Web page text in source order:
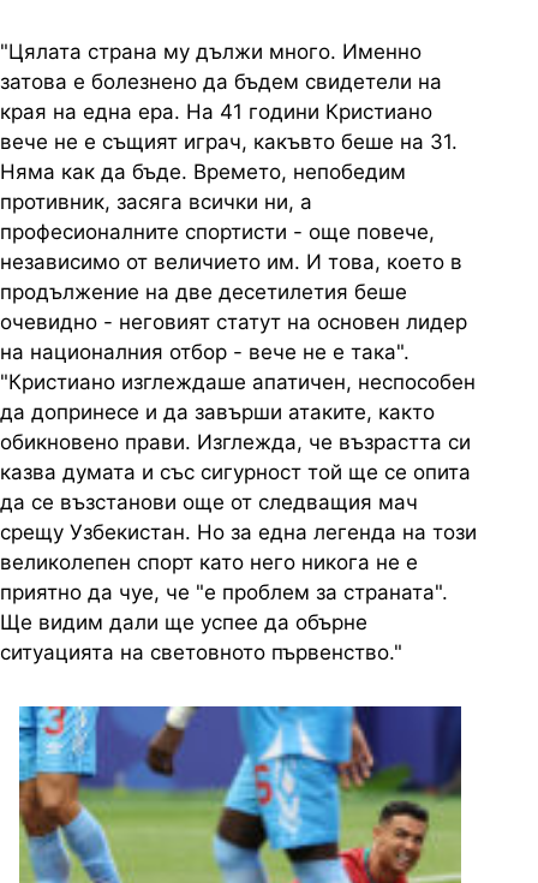
"Цялата страна му дължи много. Именно
затова е болезнено да бъдем свидетели на
края на една ера. На 41 години Кристиано
вече не е същият играч, какъвто беше на 31.
Няма как да бъде. Времето, непобедим
противник, засяга всички ни, а
професионалните спортисти - още повече,
независимо от величието им. И това, което в
продължение на две десетилетия беше
очевидно - неговият статут на основен лидер
на националния отбор - вече не е така".
"Кристиано изглеждаше апатичен, неспособен
да допринесе и да завърши атаките, както
обикновено прави. Изглежда, че възрастта си
казва думата и със сигурност той ще се опита
да се възстанови още от следващия мач
срещу Узбекистан. Но за една легенда на този
великолепен спорт като него никога не е
приятно да чуе, че "е проблем за страната".
Ще видим дали ще успее да обърне
ситуацията на световното първенство."